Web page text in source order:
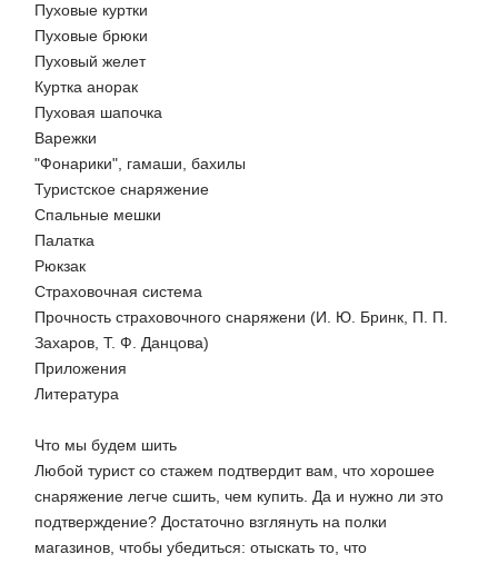
Пуховые куртки
Пуховые брюки
Пуховый желет
Куртка анорак
Пуховая шапочка
Варежки
"Фонарики", гамаши, бахилы
Туристское снаряжение
Спальные мешки
Палатка
Рюкзак
Страховочная система
Прочность страховочного снаряжени (И. Ю. Бринк, П. П.
Захаров, Т. Ф. Данцова)
Приложения
Литература
Что мы будем шить
Любой турист со стажем подтвердит вам, что хорошее
снаряжение легче сшить, чем купить. Да и нужно ли это
подтверждение? Достаточно взглянуть на полки
магазинов, чтобы убедиться: отыскать то, что